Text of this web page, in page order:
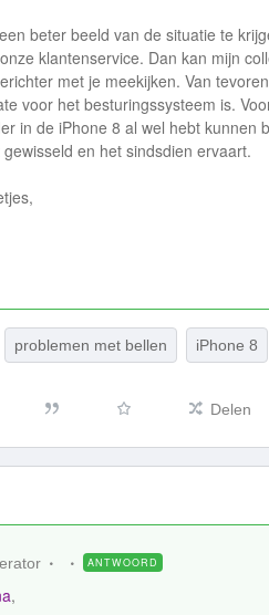
beter beeld van de situatie te
klantenservice. Dan kan mijn
met je meekijken. Van
voor het besturingssysteem is.
in de iPhone 8 al wel hebt kunnen
en het sindsdien ervaart.
problemen met bellen iPhone 8
Delen
ANTWOORD
,